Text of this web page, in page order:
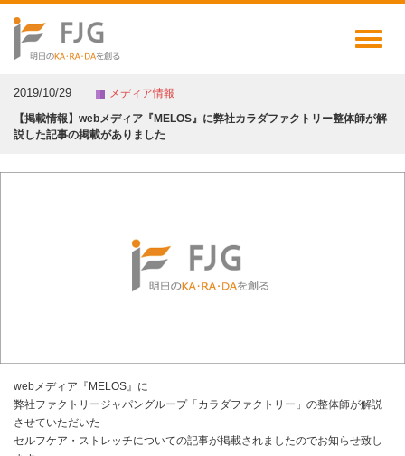
Toggle
2019/10/29
メディア情報
【掲載情報】webメディア『MELOS』に弊社カラダファクトリー整体師が解
説した記事の掲載がありました
webメディア『MELOS』に
弊社ファクトリージャパングループ「カラダファクトリー」の整体師が解説
させていただいた
セルフケア・ストレッチについての記事が掲載されましたのでお知らせ致し